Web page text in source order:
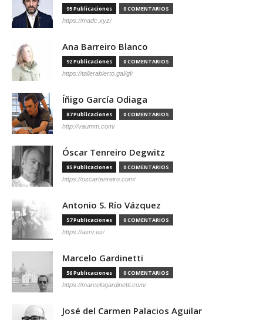
95 Publicaciones 0 COMENTARIOS
https://madc.xyz/
Ana Barreiro Blanco
92 Publicaciones 0 COMENTARIOS
https://tallerabierto.gal/gl/
Íñigo García Odiaga
87 Publicaciones 0 COMENTARIOS
http://vaumm.com/
Óscar Tenreiro Degwitz
85 Publicaciones 0 COMENTARIOS
https://oscartenreiro.com/
Antonio S. Río Vázquez
57 Publicaciones 0 COMENTARIOS
https://asrv.es/
Marcelo Gardinetti
56 Publicaciones 0 COMENTARIOS
https://marcelogardinetti.com/
José del Carmen Palacios Aguilar